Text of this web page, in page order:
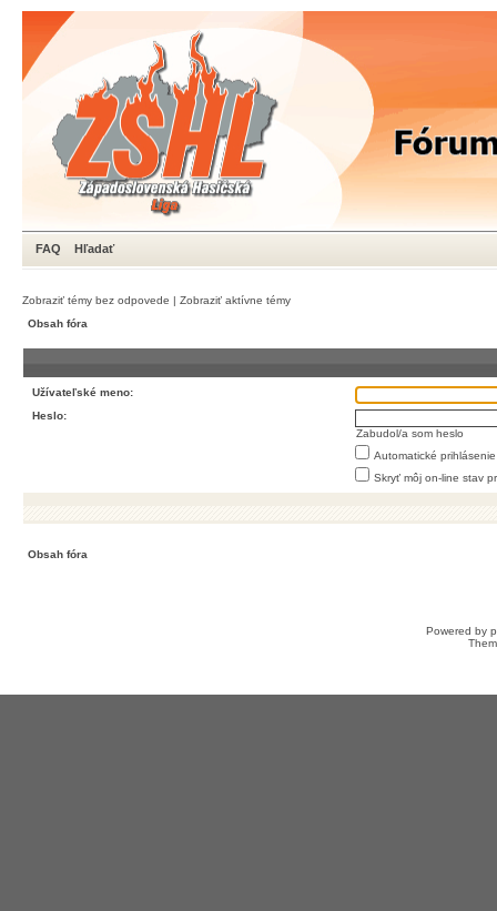
FAQ Hľadať
Zobraziť témy bez odpovede | Zobraziť aktívne témy
Obsah fóra
Užívateľské meno:
Heslo:
Zabudol/a som heslo
Automatické
Skryť môj on-line stav
Obsah fóra
Powered by